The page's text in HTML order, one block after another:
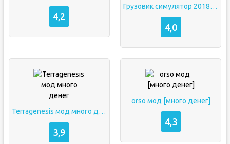
4,2
Грузовик симулятор 2018 европа мод много денег
4,0
Terragenesis мод много денег
3,9
orso мод [много денег]
4,3